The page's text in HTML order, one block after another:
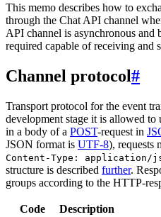
This memo describes how to
through the Chat API channel
API channel is asynchronous and
required capable of receiving and
Channel protocol#
Transport protocol for the event
development stage it is allowed to
in a body of a POST-request in
JSON format is UTF-8), requests
Content-Type: application/
structure is described further.
groups according to the HTTP-
Code Description